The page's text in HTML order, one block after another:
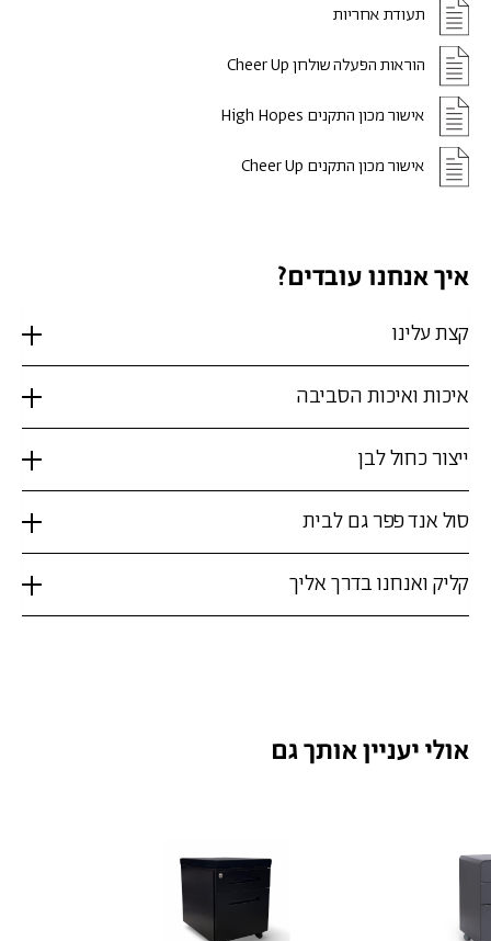
איך אנחנו עובדים?
תעודת אחריות
הוראות הפעלה שולחן Cheer Up
אישור מכון התקנים High Hopes
אישור מכון התקנים Cheer Up
קצת עלינו
איכות ואיכות הסביבה
ייצור כחול לבן
סול אנד פפר גם לבית
קליק ואנחנו בדרך אליך
אולי יעניין אותך גם